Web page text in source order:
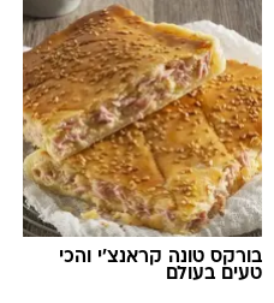
בורקס טונה קראנצ'י והכי
טעים בעולם